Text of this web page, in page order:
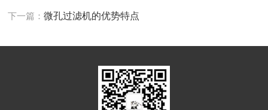
下一篇：微孔过滤机的优势特点